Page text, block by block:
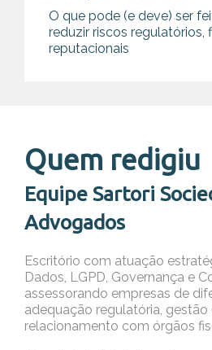
O que pode (e deve) ser
reduzir riscos regulatórios,
reputacionais
Quem redigiu
Equipe Sartori
Advogados
Escritório com atuação
Dados, LGPD, Governança e
assessorando empresas de
adequação regulatória, gestão
relacionamento com órgãos